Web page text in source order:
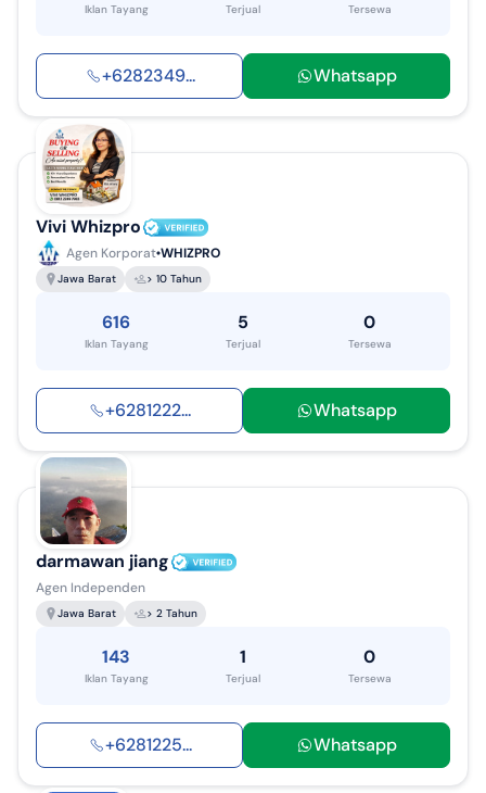
Iklan Tayang Terjual Tersewa
+6282349... Whatsapp
Vivi Whizpro
Agen Korporat WHIZPRO
Jawa Barat > 10 Tahun
616
Iklan Tayang
5
Terjual
0
Tersewa
+6281222... Whatsapp
darmawan jiang
Agen Independen
Jawa Barat > 2 Tahun
143
Iklan Tayang
1
Terjual
0
Tersewa
+6281225... Whatsapp